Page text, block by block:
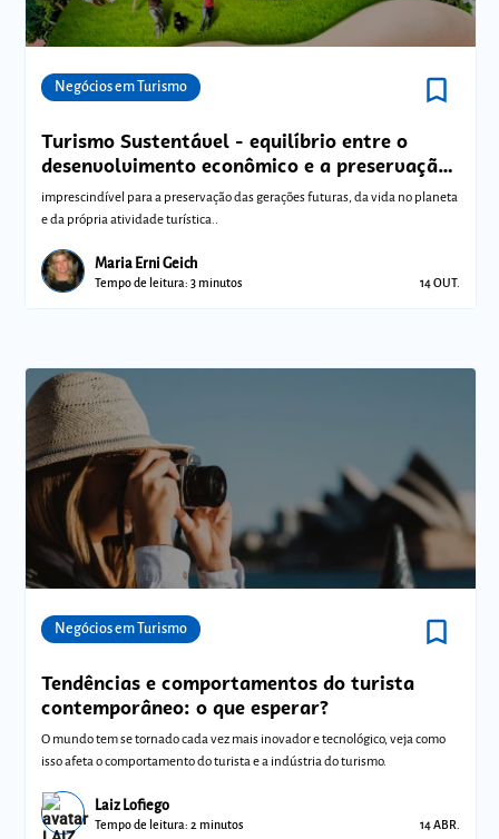
Negócios em Turismo bookmark_border
Turismo Sustentável - equilíbrio entre o
desenvolvimento econômico e a preservação
ambiental
imprescindível para a preservação das gerações futuras, da vida no planeta
e da própria atividade turística..
Maria Erni Geich
Tempo de leitura: 3 minutos 14 OUT.
Negócios em Turismo bookmark_border
Tendências e comportamentos do turista
contemporâneo: o que esperar?
O mundo tem se tornado cada vez mais inovador e tecnológico, veja como
isso afeta o comportamento do turista e a indústria do turismo.
Laiz Lofiego
Tempo de leitura: 2 minutos 14 ABR.